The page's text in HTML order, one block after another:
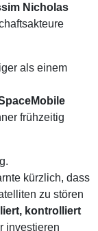
Nicholas
als einem
frühzeitig
kürzlich, dass
zu stören
kontrolliert
investieren